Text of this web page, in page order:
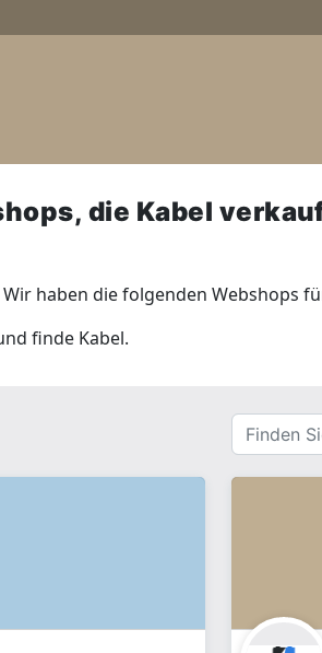
die Kabel
Wir haben die folgenden
finde Kabel.
Finden
Sie
einen